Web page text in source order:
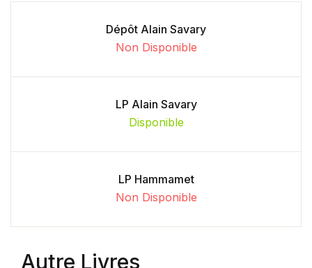
Dépôt Alain Savary
Non Disponible
LP Alain Savary
Disponible
LP Hammamet
Non Disponible
Autre Livres